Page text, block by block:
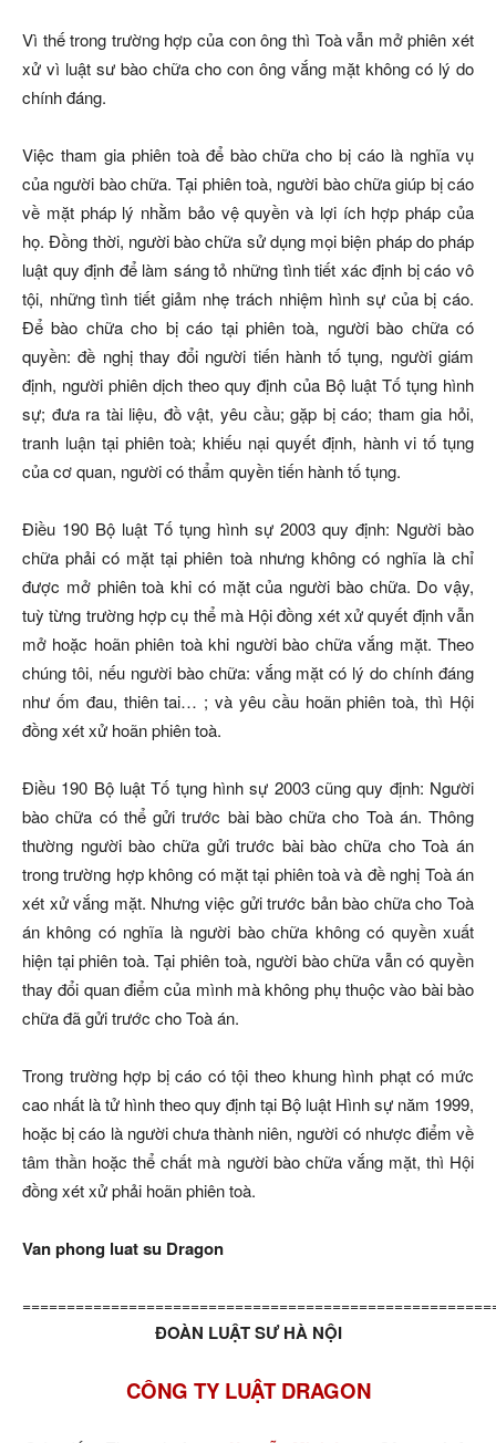
Vì thế trong trường hợp của con ông thì Toà vẫn mở phiên xét
xử vì luật sư bào chữa cho con ông vắng mặt không có lý do
chính đáng.
Việc tham gia phiên toà để bào chữa cho bị cáo là nghĩa vụ
của người bào chữa. Tại phiên toà, người bào chữa giúp bị cáo
về mặt pháp lý nhằm bảo vệ quyền và lợi ích hợp pháp của
họ. Đồng thời, người bào chữa sử dụng mọi biện pháp do pháp
luật quy định để làm sáng tỏ những tình tiết xác định bị cáo vô
tội, những tình tiết giảm nhẹ trách nhiệm hình sự của bị cáo.
Để bào chữa cho bị cáo tại phiên toà, người bào chữa có
quyền: đề nghị thay đổi người tiến hành tố tụng, người giám
định, người phiên dịch theo quy định của Bộ luật Tố tụng hình
sự; đưa ra tài liệu, đồ vật, yêu cầu; gặp bị cáo; tham gia hỏi,
tranh luận tại phiên toà; khiếu nại quyết định, hành vi tố tụng
của cơ quan, người có thẩm quyền tiến hành tố tụng.
Điều 190 Bộ luật Tố tụng hình sự 2003 quy định: Người bào
chữa phải có mặt tại phiên toà nhưng không có nghĩa là chỉ
được mở phiên toà khi có mặt của người bào chữa. Do vậy,
tuỳ từng trường hợp cụ thể mà Hội đồng xét xử quyết định vẫn
mở hoặc hoãn phiên toà khi người bào chữa vắng mặt. Theo
chúng tôi, nếu người bào chữa: vắng mặt có lý do chính đáng
như ốm đau, thiên tai… ; và yêu cầu hoãn phiên toà, thì Hội
đồng xét xử hoãn phiên toà.
Điều 190 Bộ luật Tố tụng hình sự 2003 cũng quy định: Người
bào chữa có thể gửi trước bài bào chữa cho Toà án. Thông
thường người bào chữa gửi trước bài bào chữa cho Toà án
trong trường hợp không có mặt tại phiên toà và đề nghị Toà án
xét xử vắng mặt. Nhưng việc gửi trước bản bào chữa cho Toà
án không có nghĩa là người bào chữa không có quyền xuất
hiện tại phiên toà. Tại phiên toà, người bào chữa vẫn có quyền
thay đổi quan điểm của mình mà không phụ thuộc vào bài bào
chữa đã gửi trước cho Toà án.
Trong trường hợp bị cáo có tội theo khung hình phạt có mức
cao nhất là tử hình theo quy định tại Bộ luật Hình sự năm 1999,
hoặc bị cáo là người chưa thành niên, người có nhược điểm về
tâm thần hoặc thể chất mà người bào chữa vắng mặt, thì Hội
đồng xét xử phải hoãn phiên toà.
Van phong luat su Dragon
ĐOÀN LUẬT SƯ HÀ NỘI
CÔNG TY LUẬT DRAGON